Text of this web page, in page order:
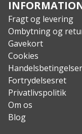
Medfølger:
Fragt og levering
Ombytning og
Gavekort
Cookies
Handelsbetingelser
Fortrydelsesret
Privatlivspolitik
Om os
Blog